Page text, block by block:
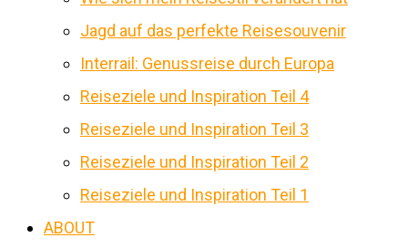
Jagd auf das perfekte Reisesouvenir
Interrail: Genussreise durch Europa
Reiseziele und Inspiration Teil 4
Reiseziele und Inspiration Teil 3
Reiseziele und Inspiration Teil 2
Reiseziele und Inspiration Teil 1
ABOUT